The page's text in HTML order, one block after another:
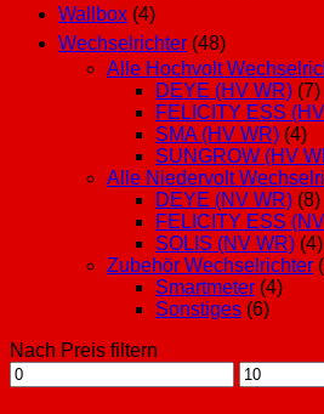
Wallbox (4)
Wechselrichter (48)
Alle Hochvolt
DEYE (HV WR) (7)
FELICITY ESS
SMA (HV WR) (4)
SUNGROW (HV
Alle Niedervolt
DEYE (NV WR) (8)
FELICITY ESS
SOLIS (NV WR) (4)
Zubehör Wechselrichter
Smartmeter (4)
Sonstiges (6)
Nach Preis filtern
Min.
Preis
Max.
Preis